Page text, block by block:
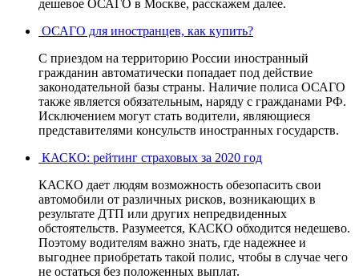
дешевое ОСАГО в Москве, расскажем далее.
ОСАГО для иностранцев, как купить?
С приездом на территорию России иностранный
гражданин автоматически попадает под действие
законодательной базы страны. Наличие полиса ОСАГО
также является обязательным, наряду с гражданами РФ.
Исключением могут стать водители, являющиеся
представителями консульств иностранных государств.
КАСКО: рейтинг страховых за 2020 год
КАСКО дает людям возможность обезопасить свои
автомобили от различных рисков, возникающих в
результате ДТП или других непредвиденных
обстоятельств. Разумеется, КАСКО обходится недешево.
Поэтому водителям важно знать, где надежнее и
выгоднее приобретать такой полис, чтобы в случае чего
не остаться без положенных выплат.